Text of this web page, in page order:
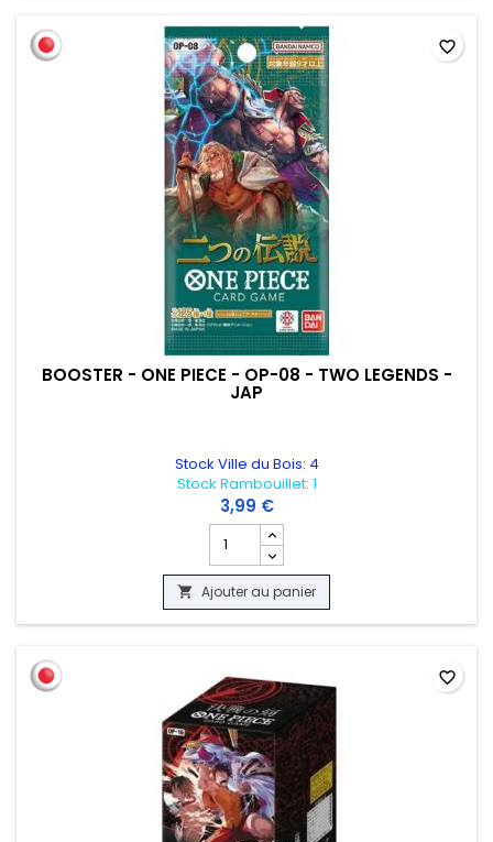
BOOSTER - ONE PIECE - OP-08 - TWO LEGENDS -
JAP
Stock Ville du Bois: 4
Stock Rambouillet: 1
3,99 €
Champ quantité du produit BOOSTER -
 Ajouter au panier
favorite_border
favorite_border